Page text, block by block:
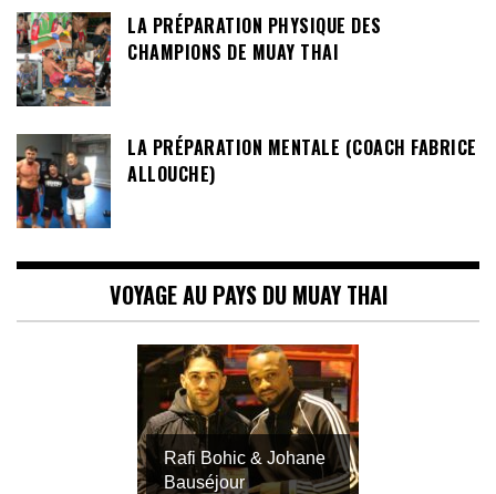
LA PRÉPARATION PHYSIQUE DES
CHAMPIONS DE MUAY THAI
LA PRÉPARATION MENTALE (COACH FABRICE
ALLOUCHE)
VOYAGE AU PAYS DU MUAY THAI
Rafi Bohic & Johane
Bauséjour